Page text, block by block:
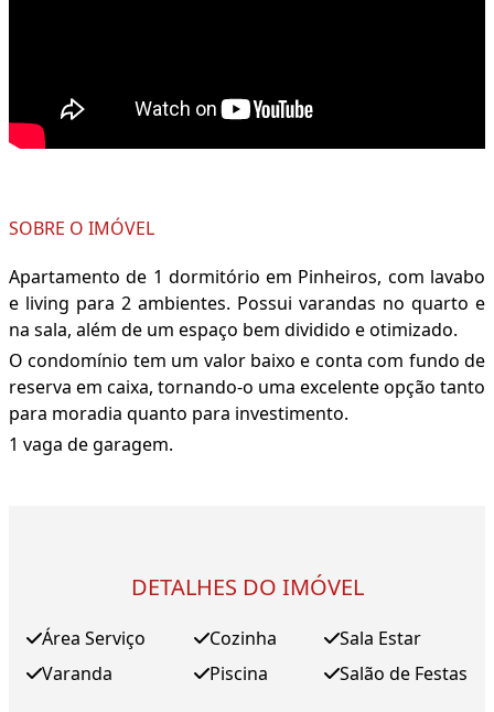
SOBRE O IMÓVEL
Apartamento de 1 dormitório em Pinheiros, com lavabo
e living para 2 ambientes. Possui varandas no quarto e
na sala, além de um espaço bem dividido e otimizado.
O condomínio tem um valor baixo e conta com fundo de
reserva em caixa, tornando-o uma excelente opção tanto
para moradia quanto para investimento.
1 vaga de garagem.
DETALHES DO IMÓVEL
Área Serviço
Varanda
Cozinha
Piscina
Sala Estar
Salão de Festas